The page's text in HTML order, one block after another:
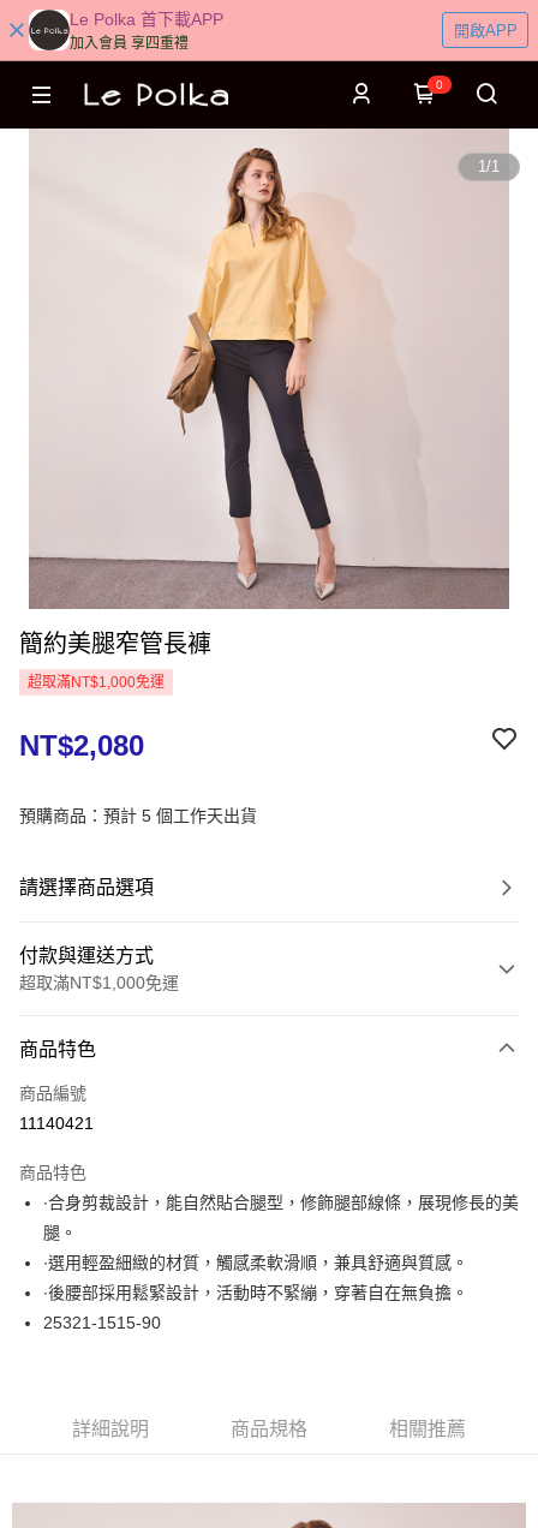
Le Polka 首下載APP
加入會員 享四重禮
開啟APP
0
1/1
簡約美腿窄管長褲
超取滿NT$1,000免運
NT$2,080
預購商品：預計 5 個工作天出貨
請選擇商品選項
付款與運送方式
超取滿NT$1,000免運
信用卡一次付款
超商取貨付款
Apple Pay
悠遊付
大哥付你分期
相關說明
成交易。
運送方式
商品特色
商品編號
11140421
商品特色
∙合身剪裁設計，能自然貼合腿型，修飾腿部線條，展現修長的美
腿。
∙選用輕盈細緻的材質，觸感柔軟滑順，兼具舒適與質感。
∙後腰部採用鬆緊設計，活動時不緊繃，穿著自在無負擔。
25321-1515-90
詳細說明 商品規格 相關推薦